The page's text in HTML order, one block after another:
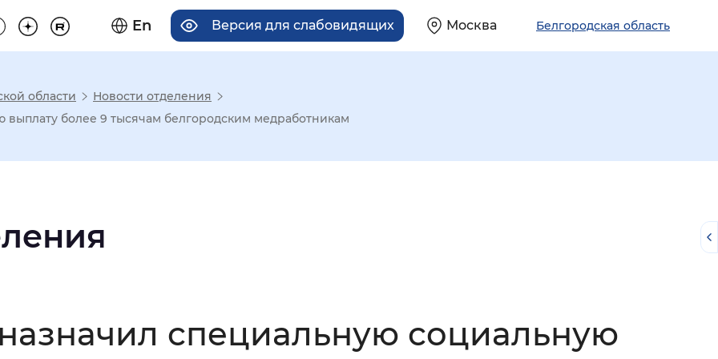
En Версия для слабовидящих Москва Белгородская область
отображения
области
Новости отделения
более 9 тысячам белгородским медработникам
специальную социальную